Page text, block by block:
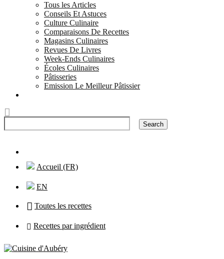
Tous les Articles
Conseils Et Astuces
Culture Culinaire
Comparaisons De Recettes
Magasins Culinaires
Revues De Livres
Week-Ends Culinaires
Écoles Culinaires
Pâtisseries
Emission Le Meilleur Pâtissier
Accueil (FR)
EN
Toutes les recettes
Recettes par ingrédient